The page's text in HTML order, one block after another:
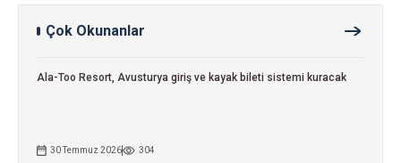
Çok Okunanlar
Ala-Too Resort, Avusturya giriş ve kayak bileti sistemi kuracak
30 Temmuz 2026 304